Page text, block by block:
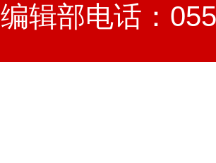
编辑部电话：